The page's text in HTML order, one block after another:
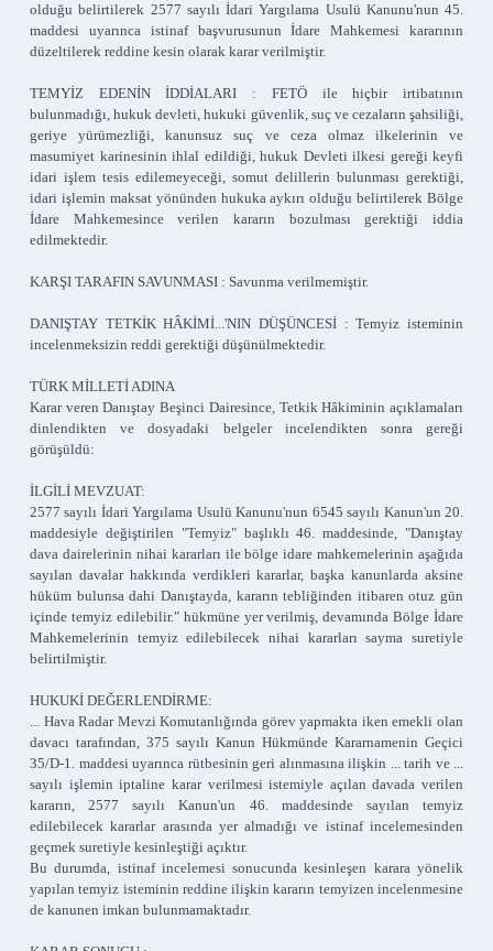
olduğu belirtilerek 2577 sayılı İdari Yargılama Usulü Kanunu'nun 45.
maddesi uyarınca istinaf başvurusunun İdare Mahkemesi kararının
düzeltilerek reddine kesin olarak karar verilmiştir.
TEMYİZ EDENİN İDDİALARI : FETÖ ile hiçbir irtibatının
bulunmadığı, hukuk devleti, hukuki güvenlik, suç ve cezaların şahsiliği,
geriye yürümezliği, kanunsuz suç ve ceza olmaz ilkelerinin ve
masumiyet karinesinin ihlal edildiği, hukuk Devleti ilkesi gereği keyfi
idari işlem tesis edilemeyeceği, somut delillerin bulunması gerektiği,
idari işlemin maksat yönünden hukuka aykırı olduğu belirtilerek Bölge
İdare Mahkemesince verilen kararın bozulması gerektiği iddia
edilmektedir.
KARŞI TARAFIN SAVUNMASI : Savunma verilmemiştir.
DANIŞTAY TETKİK HÂKİMİ...'NIN DÜŞÜNCESİ : Temyiz isteminin
incelenmeksizin reddi gerektiği düşünülmektedir.
TÜRK MİLLETİ ADINA
Karar veren Danıştay Beşinci Dairesince, Tetkik Hâkiminin açıklamaları
dinlendikten ve dosyadaki belgeler incelendikten sonra gereği
görüşüldü:
İLGİLİ MEVZUAT:
2577 sayılı İdari Yargılama Usulü Kanunu'nun 6545 sayılı Kanun'un 20.
maddesiyle değiştirilen "Temyiz" başlıklı 46. maddesinde, "Danıştay
dava dairelerinin nihai kararları ile bölge idare mahkemelerinin aşağıda
sayılan davalar hakkında verdikleri kararlar, başka kanunlarda aksine
hüküm bulunsa dahi Danıştayda, kararın tebliğinden itibaren otuz gün
içinde temyiz edilebilir." hükmüne yer verilmiş, devamında Bölge İdare
Mahkemelerinin temyiz edilebilecek nihai kararları sayma suretiyle
belirtilmiştir.
HUKUKİ DEĞERLENDİRME:
... Hava Radar Mevzi Komutanlığında görev yapmakta iken emekli olan
davacı tarafından, 375 sayılı Kanun Hükmünde Kararnamenin Geçici
35/D-1. maddesi uyarınca rütbesinin geri alınmasına ilişkin ... tarih ve ...
sayılı işlemin iptaline karar verilmesi istemiyle açılan davada verilen
kararın, 2577 sayılı Kanun'un 46. maddesinde sayılan temyiz
edilebilecek kararlar arasında yer almadığı ve istinaf incelemesinden
geçmek suretiyle kesinleştiği açıktır.
Bu durumda, istinaf incelemesi sonucunda kesinleşen karara yönelik
yapılan temyiz isteminin reddine ilişkin kararın temyizen incelenmesine
de kanunen imkan bulunmamaktadır.